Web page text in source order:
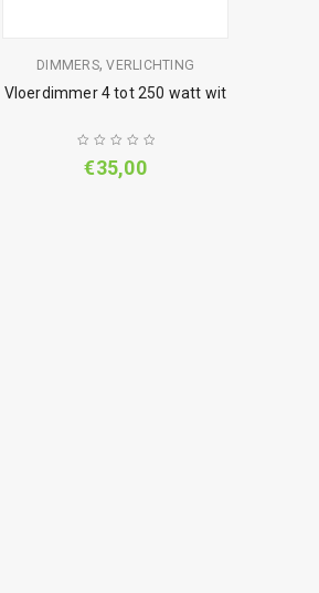
DIMMERS,VERLICHTING
Vloerdimmer 4 tot 250 watt wit
€35,00